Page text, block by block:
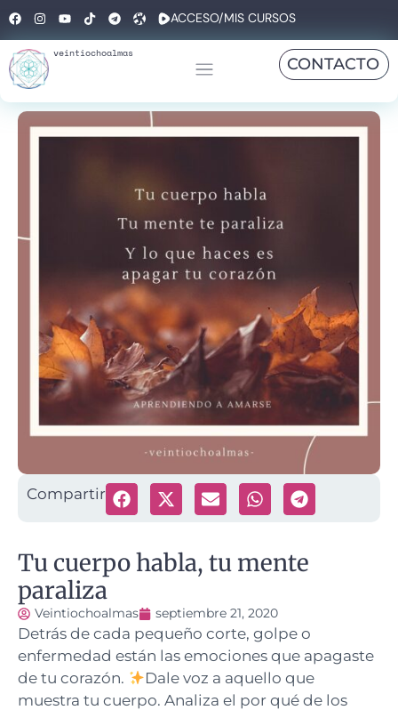
ACCESO/MIS CURSOS
veintiochoalmas
CONTACTO
Compartir
Tu cuerpo habla, tu mente
paraliza
Veintiochoalmas septiembre 21, 2020
Detrás de cada pequeño corte, golpe o
enfermedad están las emociones que apagaste
de tu corazón.
Dale voz a aquello que
muestra tu cuerpo. Analiza el por qué de los